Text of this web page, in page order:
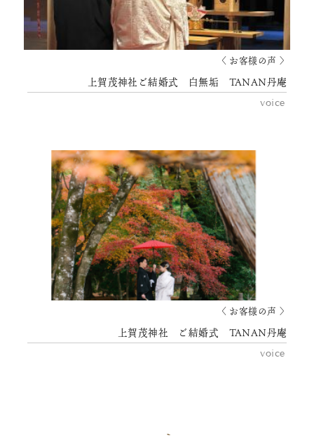
〈 お客様の声 〉
上賀茂神社ご結婚式 白無垢 TANAN丹庵
voice
〈 お客様の声 〉
上賀茂神社 ご結婚式 TANAN丹庵
voice